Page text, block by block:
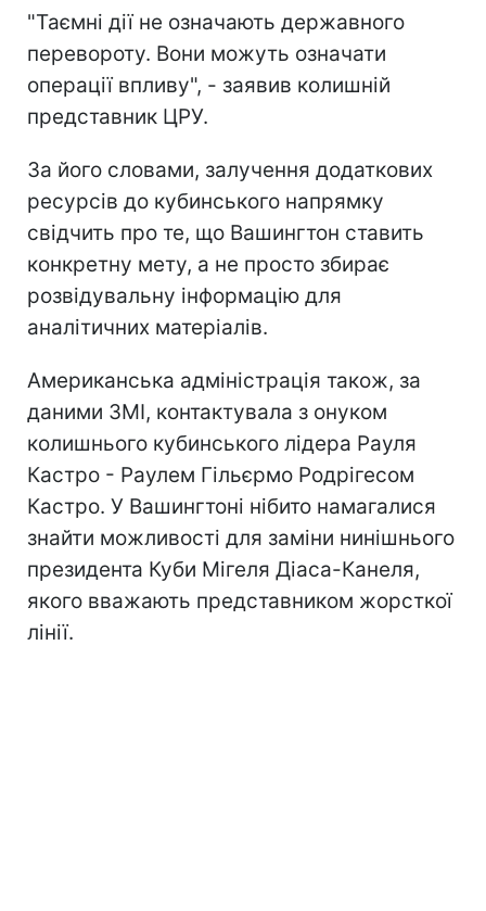
"Таємні дії не означають державного
перевороту. Вони можуть означати
операції впливу", - заявив колишній
представник ЦРУ.
За його словами, залучення додаткових
ресурсів до кубинського напрямку
свідчить про те, що Вашингтон ставить
конкретну мету, а не просто збирає
розвідувальну інформацію для
аналітичних матеріалів.
Американська адміністрація також, за
даними ЗМІ, контактувала з онуком
колишнього кубинського лідера Рауля
Кастро - Раулем Гільєрмо Родрігесом
Кастро. У Вашингтоні нібито намагалися
знайти можливості для заміни нинішнього
президента Куби Мігеля Діаса-Канеля,
якого вважають представником жорсткої
лінії.